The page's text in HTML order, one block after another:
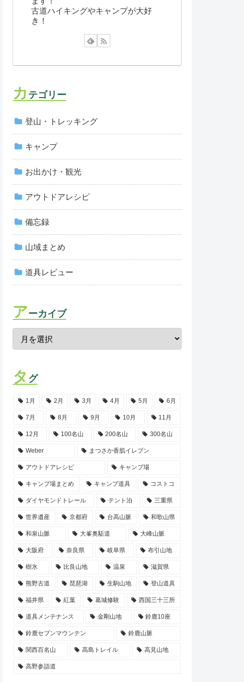
古道ハイキングやキャンプが大好
き！
カ テゴリー
登山・トレッキング
キャンプ
お出かけ・観光
アウトドアレシピ
備忘録
山域まとめ
道具レビュー
アーカイブ
タ グ
1月 2月 3月 4月 5月 6月
7月 8月 9月 10月 11月
12月 100名山 200名山 300名山
Weber まつさか香肌イレブン
アウトドアレシピ キャンプ場
キャンプ場まとめ キャンプ道具 コストコ
ダイヤモンドトレール テント泊 三重県
世界遺産 京都府 台高山脈 和歌山県
和泉山脈 大峯奥駈道 大峰山脈
大阪府 奈良県 岐阜県 布引山地
樹氷 比良山地 温泉 滋賀県
熊野古道 琵琶湖 生駒山地 登山道具
福井県 紅葉 葛城修験 西国三十三所
道具メンテナンス 金剛山地 鈴鹿10座
鈴鹿セブンマウンテン 鈴鹿山脈
関西百名山 高島トレイル 高見山地
高野参詣道